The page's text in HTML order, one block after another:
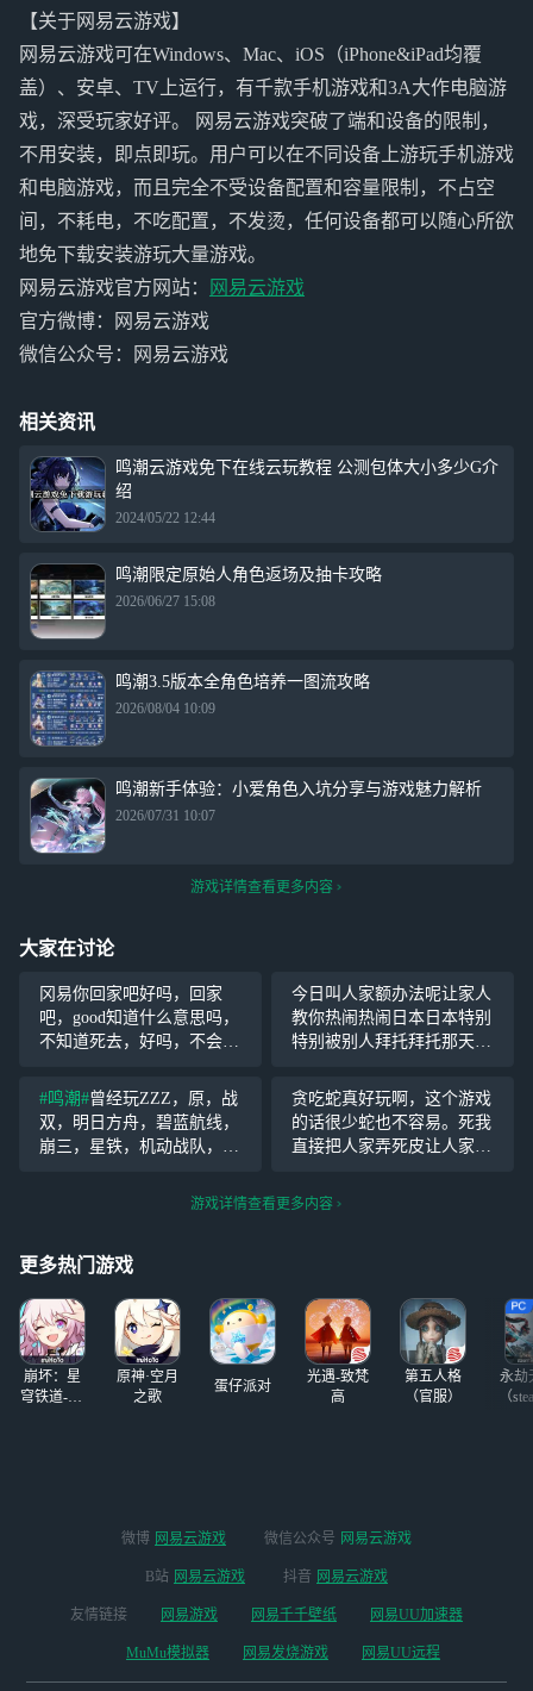
【关于网易云游戏】
网易云游戏可在Windows、Mac、iOS（iPhone&iPad均覆
盖）、安卓、TV上运行，有千款手机游戏和3A大作电脑游
戏，深受玩家好评。 网易云游戏突破了端和设备的限制，
不用安装，即点即玩。用户可以在不同设备上游玩手机游戏
和电脑游戏，而且完全不受设备配置和容量限制，不占空
间，不耗电，不吃配置，不发烫，任何设备都可以随心所欲
地免下载安装游玩大量游戏。
网易云游戏官方网站：
网易云游戏
官方微博：网易云游戏
微信公众号：网易云游戏
相关资讯
鸣潮云游戏免下在线云玩教程 公测包体大小多少G介
绍
2024/05/22 12:44
鸣潮限定原始人角色返场及抽卡攻略
2026/06/27 15:08
鸣潮3.5版本全角色培养一图流攻略
2026/08/04 10:09
鸣潮新手体验：小爱角色入坑分享与游戏魅力解析
2026/07/31 10:07
游戏详情查看更多内容
大家在讨论
冈易你回家吧好吗，回家
吧，good知道什么意思吗，
不知道死去，好吗，不会做
把云游戏做good一点好吗，
给我卡24亿延迟你滚回家
去，你坠机吧好吗
今日叫人家额办法呢让家人
教你热闹热闹日本日本特别
特别被别人拜托拜托那天你
推荐
#鸣潮#曾经玩ZZZ，原，战
双，明日方舟，碧蓝航线，
崩三，星铁，机动战队，现
最不怕卷入被骂的一集
贪吃蛇真好玩啊，这个游戏
的话很少蛇也不容易。死我
直接把人家弄死皮让人家
所以推荐大家玩贪吃蛇
游戏详情查看更多内容
更多热门游戏
崩坏：星
穹铁道-4.4
原神·空月
之歌
蛋仔派对
光遇-致梵
高
第五人格
（官服）
永劫
（
微博 网易云游戏 微信公众号 网易云游戏
B站 网易云游戏 抖音 网易云游戏
友情链接 网易游戏 网易千千壁纸 网易UU加速器
MuMu模拟器 网易发烧游戏 网易UU远程